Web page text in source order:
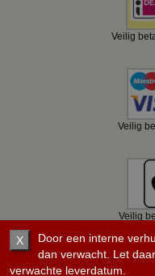
Veilig
Veilig
Veilig
X
Door een interne
dan verwacht. Let
verwachte leverdatum.